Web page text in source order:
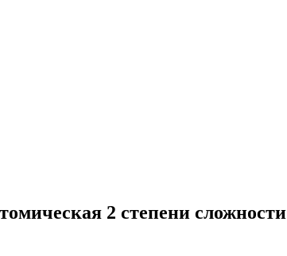
2 степени сложности